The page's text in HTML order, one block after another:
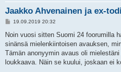
Jaakko Ahvenainen ja ex-
V
e
t
i
19.09.2019 20:32
Noin vuosi sitten Suomi 24 foorumilla
sinänsä mielenkiintoisen avauksen,
Tämän anonyymin avaus oli
loukkaava. Näin se kuului, joskaan ei